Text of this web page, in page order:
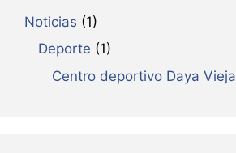
Noticias (1)
Deporte (1)
Centro deportivo Daya Vieja